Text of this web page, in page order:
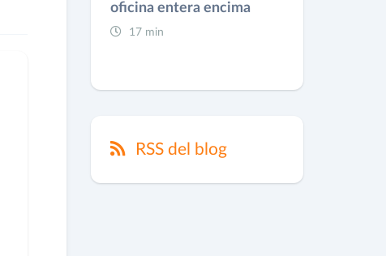
oficina entera encima
17 min
RSS del blog